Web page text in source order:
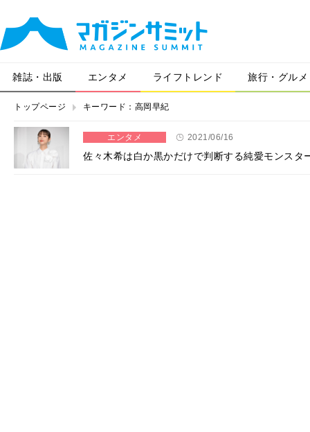
雑誌・出版 エンタメ ライフトレンド 旅行・グルメ
トップページ キーワード：高岡早紀
エンタメ 2021/06/16
佐々木希は白か黒かだけで判断する純愛モンス